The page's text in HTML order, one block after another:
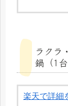
ラクラ
鍋（1台
楽天で詳細